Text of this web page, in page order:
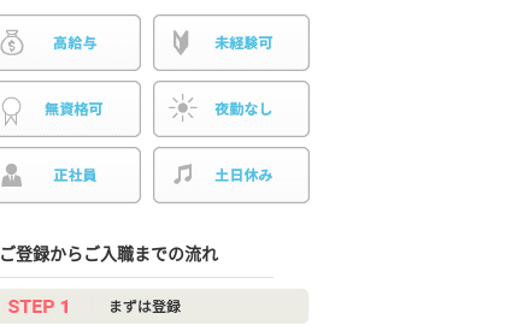
ご登録からご入職までの流れ